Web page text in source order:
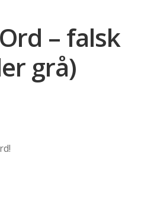
– falsk
grå)